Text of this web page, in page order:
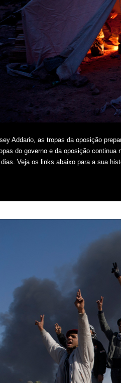
Addario, as tropas da oposição
do governo e da oposição
Veja os links abaixo para a sua